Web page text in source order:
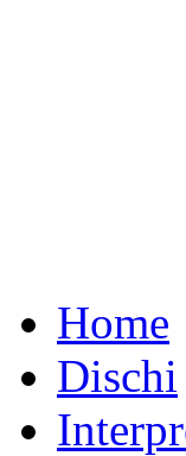
Home
Dischi